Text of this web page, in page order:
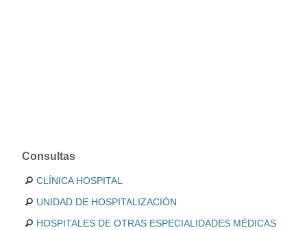
Consultas
CLÍNICA HOSPITAL
UNIDAD DE HOSPITALIZACIÓN
HOSPITALES DE OTRAS ESPECIALIDADES MÉDICAS